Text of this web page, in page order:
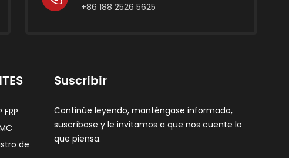
+86 188 2526 5625
de
Suscribir
Continúe leyendo, manténgase informado,
suscríbase y le invitamos a que nos cuente lo
que piensa.